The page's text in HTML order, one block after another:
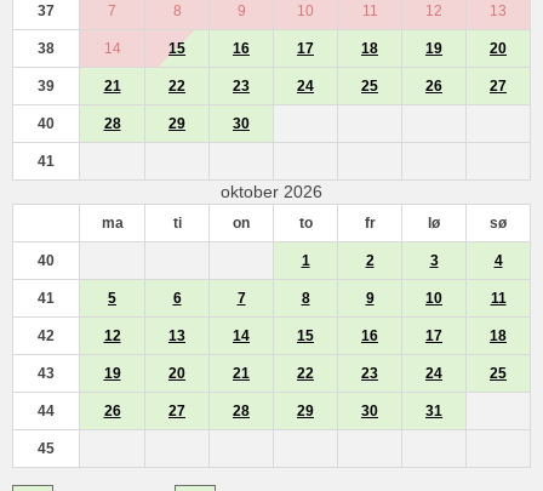
37 7 8 9 10 11 12 13
38 14 15 16 17 18 19 20
39 21 22 23 24 25 26 27
40 28 29 30
41
oktober 2026
ma ti on to fr lø sø
40 1 2 3 4
41 5 6 7 8 9 10 11
42 12 13 14 15 16 17 18
43 19 20 21 22 23 24 25
44 26 27 28 29 30 31
45